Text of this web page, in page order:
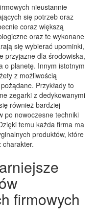
nieustannie
się potrzeb oraz
coraz większą
oraz te wykonane
się wybierać upominki,
przyjazne dla środowiska,
o planetę. Innym istotnym
z możliwością
Przykłady to
zegarki z dedykowanymi
również bardziej
po nowoczesne techniki
temu każda firma ma
produktów, które
charakter.
firmowych